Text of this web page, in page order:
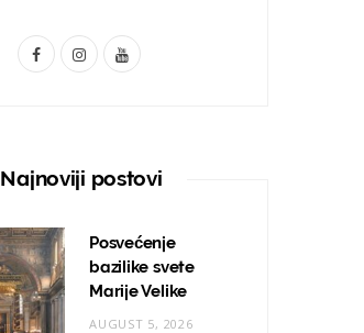
F
o
o
k
I
t
g
a
Y
T
b
e
Najnoviji postovi
Posvećenje
bazilike svete
Marije Velike
AUGUST 5, 2026